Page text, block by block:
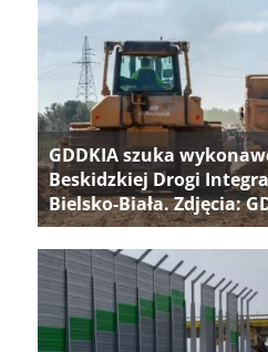
GDDKIA szuka
Beskidzkiej Drogi
Bielsko-Biała. Zdjęcia: